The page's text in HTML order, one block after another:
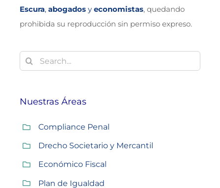
Escura, abogadosy economistas, quedando
prohibida su reproducción sin permiso expreso.
Buscar:
Nuestras Áreas
Compliance Penal
Drecho Societario y Mercantil
Económico Fiscal
Plan de Igualdad